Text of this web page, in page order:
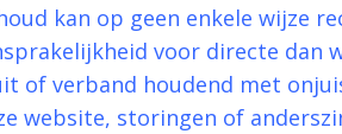
kan op geen enkele wijze
voor directe dan
of verband houdend met
website, storingen of